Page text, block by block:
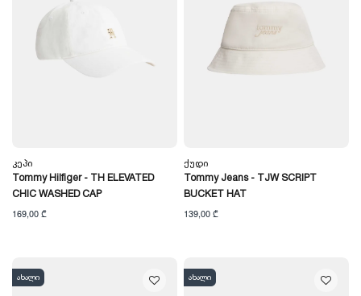
Კეპი
Tommy Hilfiger - TH ELEVATED
CHIC WASHED CAP
169,00 ₾
Ქუდი
Tommy Jeans - TJW SCRIPT
BUCKET HAT
139,00 ₾
ახალი ახალი